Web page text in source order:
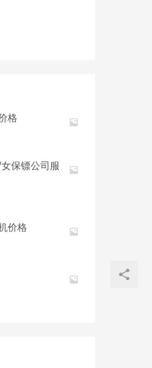
格
保镖公司服
价格